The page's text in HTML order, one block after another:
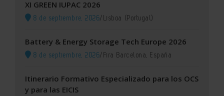
XI GREEN IUPAC 2026
8 de septiembre, 2026/ Lisboa (Portugal)
Battery & Energy Storage Tech Europe 2026
8 de septiembre, 2026/ Fira Barcelona, España
Itinerario Formativo Especializado para los OCS
y para las EICIS